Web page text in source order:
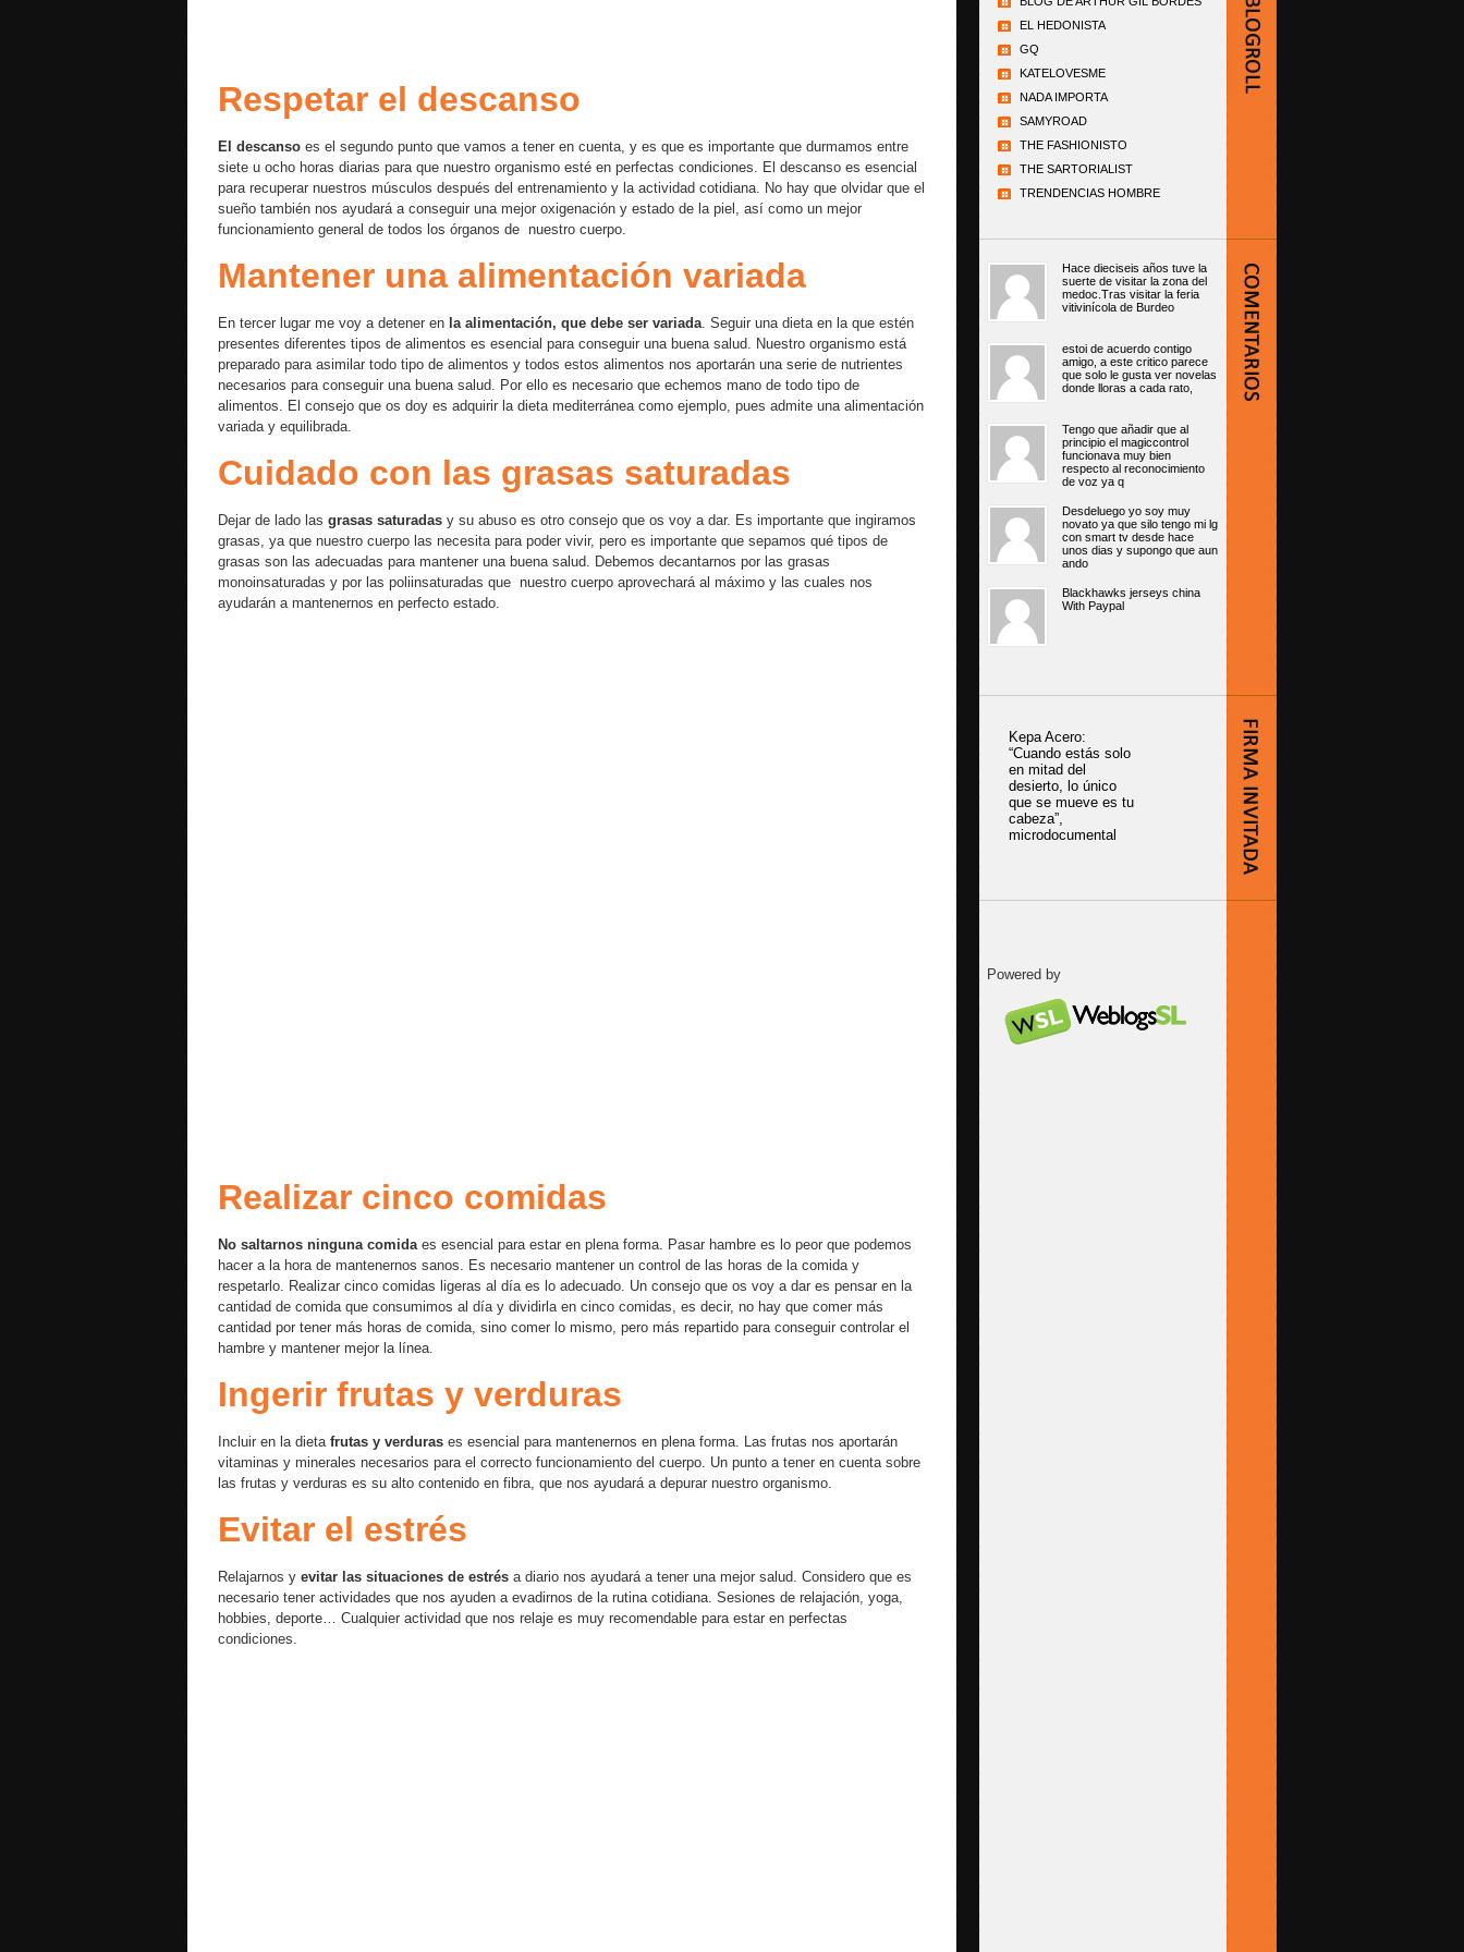
Respetar el descanso
El descanso es el segundo punto que vamos a tener en cuenta, y es que es importante que durmamos entre
siete u ocho horas diarias para que nuestro organismo esté en perfectas condiciones. El descanso es esencial
para recuperar nuestros músculos después del entrenamiento y la actividad cotidiana. No hay que olvidar que el
sueño también nos ayudará a conseguir una mejor oxigenación y estado de la piel, así como un mejor
funcionamiento general de todos los órganos de nuestro cuerpo.
Mantener una alimentación variada
En tercer lugar me voy a detener en la alimentación, que debe ser variada. Seguir una dieta en la que estén
presentes diferentes tipos de alimentos es esencial para conseguir una buena salud. Nuestro organismo está
preparado para asimilar todo tipo de alimentos y todos estos alimentos nos aportarán una serie de nutrientes
necesarios para conseguir una buena salud. Por ello es necesario que echemos mano de todo tipo de
alimentos. El consejo que os doy es adquirir la dieta mediterránea como ejemplo, pues admite una alimentación
variada y equilibrada.
Cuidado con las grasas saturadas
Dejar de lado las grasas saturadas y su abuso es otro consejo que os voy a dar. Es importante que ingiramos
grasas, ya que nuestro cuerpo las necesita para poder vivir, pero es importante que sepamos qué tipos de
grasas son las adecuadas para mantener una buena salud. Debemos decantarnos por las grasas
monoinsaturadas y por las poliinsaturadas que nuestro cuerpo aprovechará al máximo y las cuales nos
ayudarán a mantenernos en perfecto estado.
Realizar cinco comidas
No saltarnos ninguna comidaes esencial para estar en plena forma. Pasar hambre es lo peor que podemos
hacer a la hora de mantenernos sanos. Es necesario mantener un control de las horas de la comida y
respetarlo. Realizar cinco comidas ligeras al día es lo adecuado. Un consejo que os voy a dar es pensar en la
cantidad de comida que consumimos al día y dividirla en cinco comidas, es decir, no hay que comer más
cantidad por tener más horas de comida, sino comer lo mismo, pero más repartido para conseguir controlar el
hambre y mantener mejor la línea.
Ingerir frutas y verduras
Incluir en la dieta frutas y verduras es esencial para mantenernos en plena forma. Las frutas nos aportarán
vitaminas y minerales necesarios para el correcto funcionamiento del cuerpo. Un punto a tener en cuenta sobre
las frutas y verduras es su alto contenido en fibra, que nos ayudará a depurar nuestro organismo.
Evitar el estrés
Relajarnos y evitar las situaciones de estrés a diario nos ayudará a tener una mejor salud. Considero que es
necesario tener actividades que nos ayuden a evadirnos de la rutina cotidiana. Sesiones de relajación, yoga,
hobbies, deporte… Cualquier actividad que nos relaje es muy recomendable para estar en perfectas
condiciones.
EL HEDONISTA
GQ
KATELOVESME
NADA IMPORTA
SAMYROAD
THE FASHIONISTO
THE SARTORIALIST
TRENDENCIAS HOMBRE
Hace dieciseis años tuve la
suerte de visitar la zona del
medoc.Tras visitar la feria
vitivinícola de Burdeo
estoi de acuerdo contigo
amigo, a este critico parece
que solo le gusta ver novelas
donde lloras a cada rato,
Tengo que añadir que al
principio el magiccontrol
funcionava muy bien
respecto al reconocimiento
de voz ya q
Desdeluego yo soy muy
novato ya que silo tengo mi lg
con smart tv desde hace
unos dias y supongo que aun
ando
Blackhawks jerseys china
With Paypal
Kepa Acero:
“Cuando estás solo
en mitad del
desierto, lo único
que se mueve es tu
cabeza”,
microdocumental
Powered by